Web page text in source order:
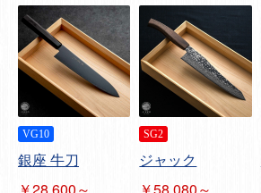
VG10
銀座 牛刀
SG2
ジャック